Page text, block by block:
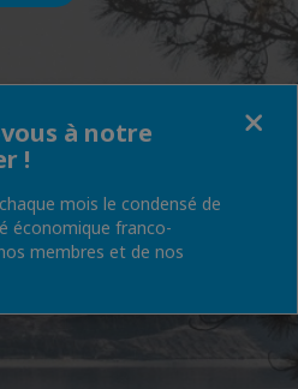
à notre
!
mois le condensé de
économique franco-
membres et de nos